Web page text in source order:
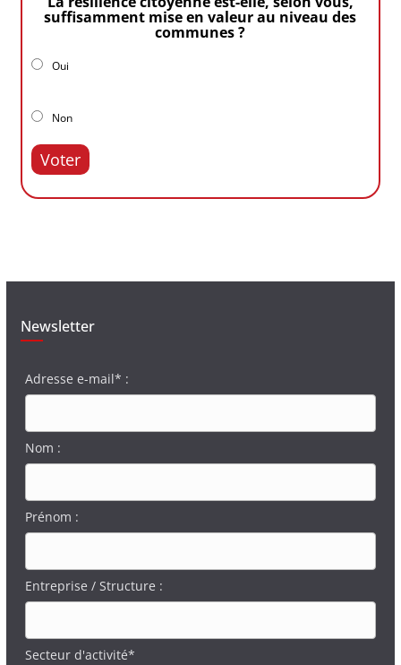
suffisamment mise en valeur au niveau des
communes ?
Oui
Non
Voter
Newsletter
Adresse e-mail* :
Nom :
Prénom :
Entreprise / Structure :
Secteur d'activité*